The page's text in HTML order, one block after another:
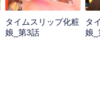
タイムスリップ化粧
娘_第3話
タ
娘_